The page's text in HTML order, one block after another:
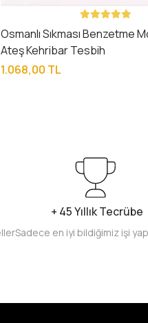
Osmanlı Sıkması Benzetme
Ateş Kehribar Tesbih
1.068,00 TL
+ 45 Yıllık Tecrübe
Sadece en iyi bildiğimiz işi